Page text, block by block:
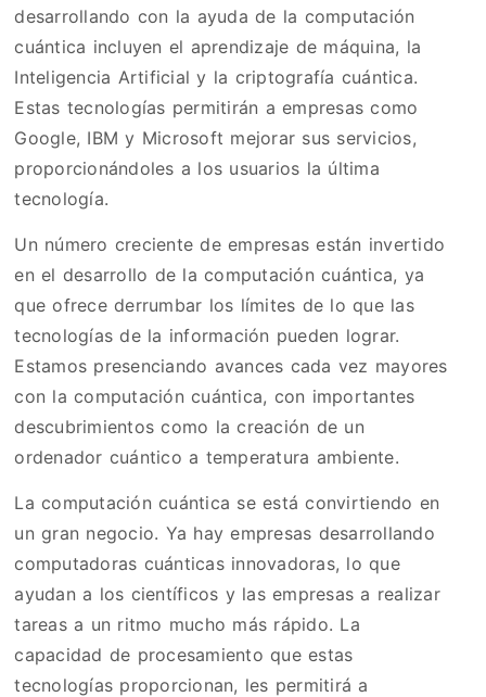
desarrollando con la ayuda de la computación
cuántica incluyen el aprendizaje de máquina, la
Inteligencia Artificial y la criptografía cuántica.
Estas tecnologías permitirán a empresas como
Google, IBM y Microsoft mejorar sus servicios,
proporcionándoles a los usuarios la última
tecnología.
Un número creciente de empresas están invertido
en el desarrollo de la computación cuántica, ya
que ofrece derrumbar los límites de lo que las
tecnologías de la información pueden lograr.
Estamos presenciando avances cada vez mayores
con la computación cuántica, con importantes
descubrimientos como la creación de un
ordenador cuántico a temperatura ambiente.
La computación cuántica se está convirtiendo en
un gran negocio. Ya hay empresas desarrollando
computadoras cuánticas innovadoras, lo que
ayudan a los científicos y las empresas a realizar
tareas a un ritmo mucho más rápido. La
capacidad de procesamiento que estas
tecnologías proporcionan, les permitirá a